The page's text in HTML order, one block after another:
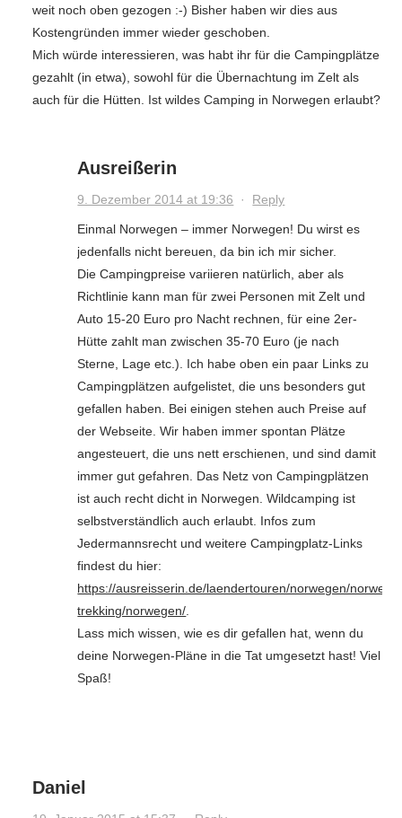
weit noch oben gezogen :-) Bisher haben wir dies aus
Kostengründen immer wieder geschoben.
Mich würde interessieren, was habt ihr für die Campingplätze
gezahlt (in etwa), sowohl für die Übernachtung im Zelt als
auch für die Hütten. Ist wildes Camping in Norwegen erlaubt?
Ausreißerin
9. Dezember 2014 at 19:36 · Reply
Einmal Norwegen – immer Norwegen! Du wirst es
jedenfalls nicht bereuen, da bin ich mir sicher.
Die Campingpreise variieren natürlich, aber als
Richtlinie kann man für zwei Personen mit Zelt und
Auto 15-20 Euro pro Nacht rechnen, für eine 2er-
Hütte zahlt man zwischen 35-70 Euro (je nach
Sterne, Lage etc.). Ich habe oben ein paar Links zu
Campingplätzen aufgelistet, die uns besonders gut
gefallen haben. Bei einigen stehen auch Preise auf
der Webseite. Wir haben immer spontan Plätze
angesteuert, die uns nett erschienen, und sind damit
immer gut gefahren. Das Netz von Campingplätzen
ist auch recht dicht in Norwegen. Wildcamping ist
selbstverständlich auch erlaubt. Infos zum
Jedermannsrecht und weitere Campingplatz-Links
findest du hier:
https://ausreisserin.de/laendertouren/norwegen/
trekking/norwegen/
Lass mich wissen, wie es dir gefallen hat, wenn du
deine Norwegen-Pläne in die Tat umgesetzt hast! Viel
Spaß!
Daniel